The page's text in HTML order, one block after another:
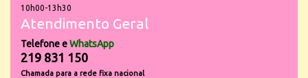
10h00-13h30
Atendimento Geral
Telefone eWhatsApp
219 831 150
Chamada para a rede fixa nacional